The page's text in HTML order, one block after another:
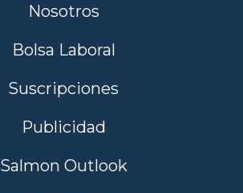
Nosotros
Bolsa Laboral
Suscripciones
Publicidad
Salmon Outlook